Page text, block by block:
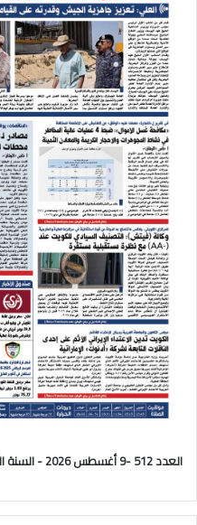
العدد 512 -9 أغسطس 2026 - السنة الثالثة